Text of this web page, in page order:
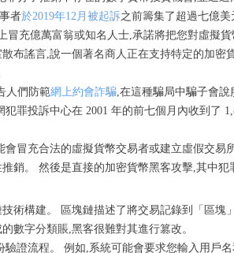
者於2019年12月被起訴之前籌集了超過七億美
冒充億萬富翁或知名人士,承諾將把您對虛擬
布謠言,說一個著名商人正在支持特定的加
人們防範網上約會詐騙,在這種騙局中騙子會
罪投訴中心在 2001 年的前七個月內收到了
會冒充合法的虛擬貨幣交易者或建立虛假交
銷。 然後是直接的加密貨幣黑客攻擊,其中
術構建。 區塊鏈描述了將交易記錄到「區
數字分類賬,黑客很難對其進行篡改。
驗證流程。 例如,系統可能會要求您輸入用戶